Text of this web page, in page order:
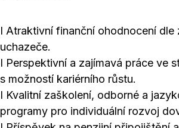
I Atraktivní finanční ohodnocení dle
uchazeče.
I Perspektivní a zajímavá práce ve
s možností kariérního růstu.
I Kvalitní zaškolení, odborné a
programy pro individuální rozvoj